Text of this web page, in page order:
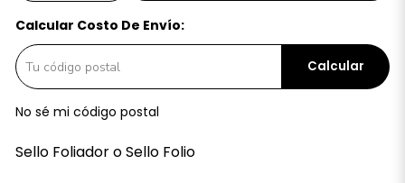
Calcular Costo De Envío:
Calcular
No sé mi código postal
Sello Foliador o Sello Folio